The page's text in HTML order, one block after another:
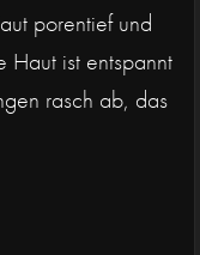
porentief und
Haut ist entspannt
rasch ab, das